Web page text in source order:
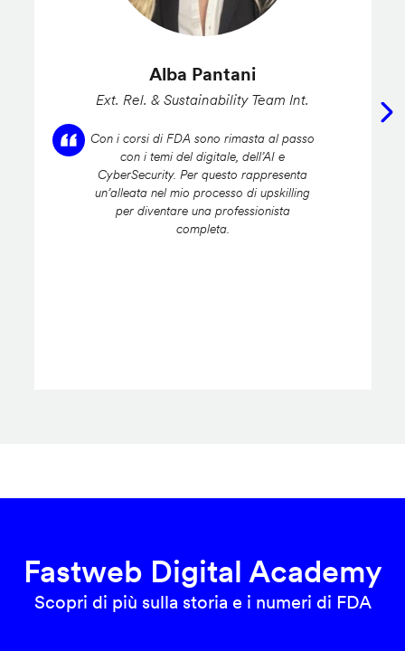
Alba Pantani
Ext. Rel. & Sustainability Team Int.
Con i corsi di FDA sono rimasta al passo
con i temi del digitale, dell’AI e
CyberSecurity. Per questo rappresenta
un’alleata nel mio processo di upskilling
per diventare una professionista
completa.
Fastweb Digital Academy
Scopri di più sulla storia e i numeri di FDA